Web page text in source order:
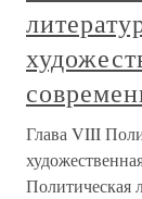
Глава VIII
Политическая